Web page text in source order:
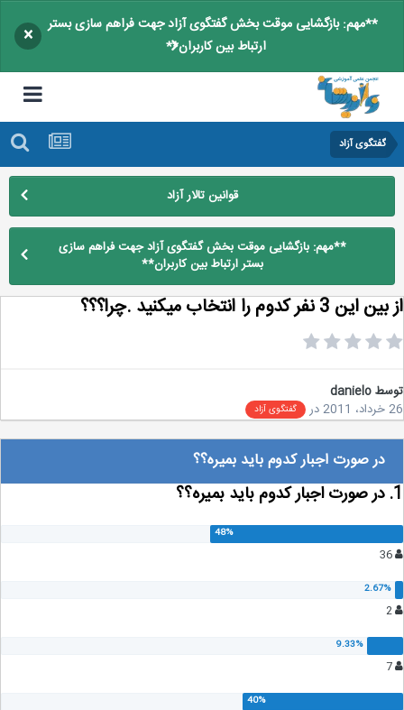
**مهم: بازگشایی موقت بخش گفتگوی آزاد جهت فراهم سازی بستر
ارتباط بین کاربران**
×
گفتگوی آزاد
قوانین تالار آزاد
**مهم: بازگشایی موقت بخش گفتگوی آزاد جهت فراهم سازی
بستر ارتباط بین کاربران**
نفر کدوم را انتخاب میکنید .چرا؟؟؟
danielo
در گفتگوی آزاد
در صورت اجبار کدوم باید بمیره؟؟